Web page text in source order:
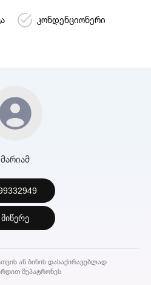
კონდენციონერი
მარიამ
მიწერე
ან ბინის დასაქირავებლად
მეპატრონეს